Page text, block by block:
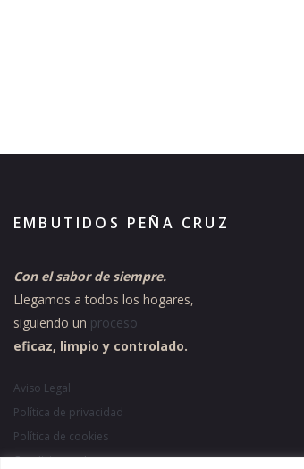
EMBUTIDOS PEÑA CRUZ
Con el sabor de siempre.
Llegamos a todos los hogares,
siguiendo un proceso
eficaz, limpio y controlado.
Aviso Legal
Política de privacidad
Política de cookies
Condiciones de compra